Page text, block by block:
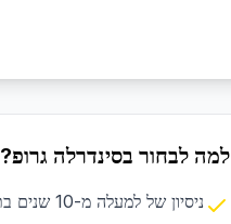
למה לבחור בסינדרלה גרופ?
ניסיון של למעלה מ-10 שנים בתחום הניקיון המקצועי